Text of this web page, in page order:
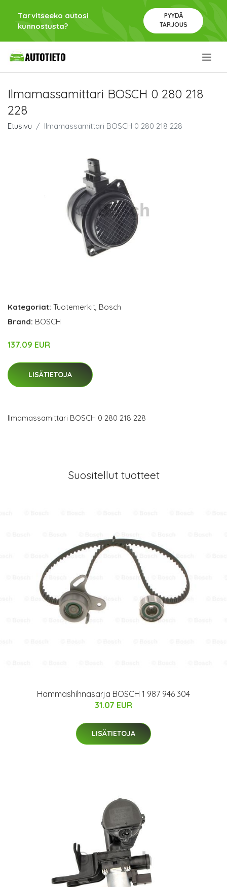
Tarvitseeko autosi
kunnostusta?
PYYDÄ
TARJOUS
Ilmamassamittari BOSCH 0 280 218
228
Etusivu Ilmamassamittari BOSCH 0 280 218 228
Kategoriat: Tuotemerkit, Bosch
Brand: BOSCH
137.09 EUR
LISÄTIETOJA
Ilmamassamittari BOSCH 0 280 218 228
Suositellut tuotteet
Hammashihnasarja BOSCH 1 987 946 304
31.07 EUR
LISÄTIETOJA